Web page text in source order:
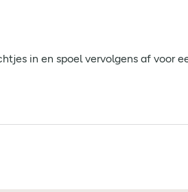
in en spoel vervolgens af voor